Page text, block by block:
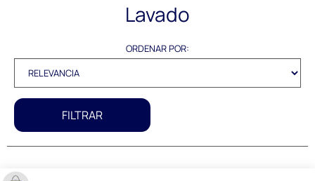
Lavado
ORDENAR POR:
FILTRAR